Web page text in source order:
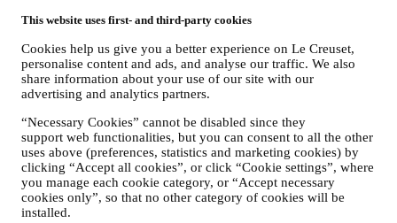
This website uses first- and third-party cookies
Cookies help us give you a better experience on Le Creuset,
personalise content and ads, and analyse our traffic. We also
share information about your use of our site with our
advertising and analytics partners.
“Necessary Cookies” cannot be disabled since they
support web functionalities, but you can consent to all the other
uses above (preferences, statistics and marketing cookies) by
clicking “Accept all cookies”, or click “Cookie settings”, where
you manage each cookie category, or “Accept necessary
cookies only”, so that no other category of cookies will be
installed.
exemple en souscrivant à notre lettre d’information au
parvenir des communications de marketing personnalisées et
des nouvelles concernant les initiatives lancées par Le Creuset
et promues par les filiales de son groupe, ou par ses affiliés et
partenaires locaux, ceci en fonction de vos préférences. Nous
vous contacterons par e-mail, par SMS ou par les réseaux
sociaux, mais aussi en utilisant des moyens automatisés. De
telles communications seront liées aux produits Le Creuset,
aux ouvertures de nouveaux magasins, aux événements
exclusifs, concours, enquêtes et démonstrations organisés par
Le Creuset ou à des offres spéciales qui pourraient vous
intéresser. Ces communications pourront être sélectionnées ou